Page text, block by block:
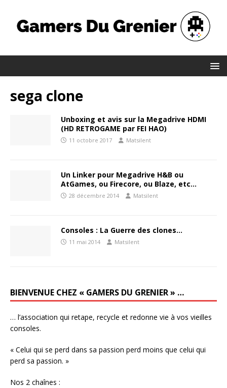
sega clone
Unboxing et avis sur la Megadrive HDMI
(HD RETROGAME par FEI HAO)
11 octobre 2017 Matsilent
Un Linker pour Megadrive H&B ou
AtGames, ou Firecore, ou Blaze, etc…
28 décembre 2014 Matsilent
Consoles : La Guerre des clones…
11 mai 2014 Matsilent
BIENVENUE CHEZ « GAMERS DU GRENIER » …
… l’association qui retape, recycle et redonne vie à vos vieilles
consoles.
« Celui qui se perd dans sa passion perd moins que celui qui
perd sa passion. »
Nos 2 chaînes :